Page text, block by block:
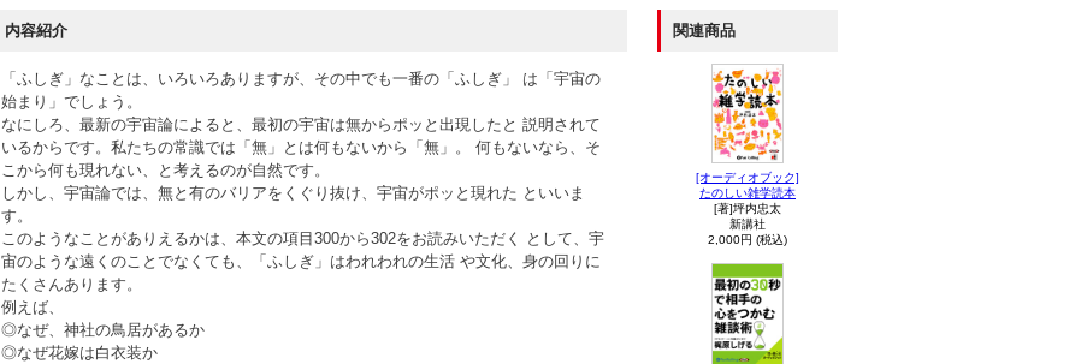
内容紹介
「ふしぎ」なことは、いろいろありますが、その中でも一番の「ふしぎ」 は「宇宙の
始まり」でしょう。
なにしろ、最新の宇宙論によると、最初の宇宙は無からポッと出現したと 説明されて
いるからです。私たちの常識では「無」とは何もないから「無」。 何もないなら、そ
こから何も現れない、と考えるのが自然です。
しかし、宇宙論では、無と有のバリアをくぐり抜け、宇宙がポッと現れた といいま
す。
このようなことがありえるかは、本文の項目300から302をお読みいただく として、宇
宙のような遠くのことでなくても、「ふしぎ」はわれわれの生活 や文化、身の回りに
たくさんあります。
例えば、
◎なぜ、神社の鳥居があるか
◎なぜ花嫁は白衣装か
関連商品
[オーディオブック]
たのしい雑学読本
[著]坪内忠太
新講社
2,000円 (税込)